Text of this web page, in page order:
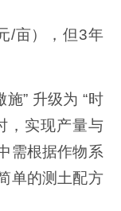
/亩），但3年
” 升级为 “时
，实现产量与
需根据作物系
单的测土配方